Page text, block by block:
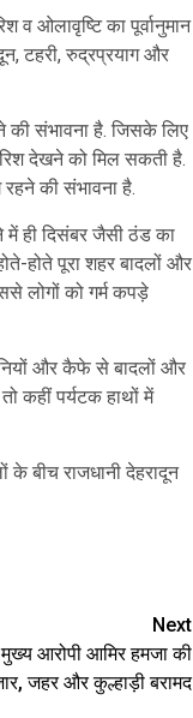
व ओलावृष्टि का पूर्वानुमान
टहरी, रुद्रप्रयाग और
की संभावना है. जिसके लिए
देखने को मिल सकती है.
की संभावना है.
में ही दिसंबर जैसी ठंड का
होते पूरा शहर बादलों और
लोगों को गर्म कपड़े
और कैफे से बादलों और
कहीं पर्यटक हाथों में
के बीच राजधानी देहरादून
Next
मुख्य आरोपी आमिर हमजा की
जहर और कुल्हाड़ी बरामद